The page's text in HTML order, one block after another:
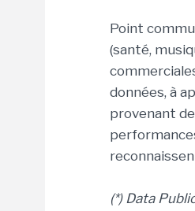
Point
(santé,
données, à
provenant
(*) Data